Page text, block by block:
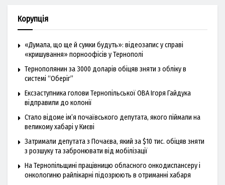
Корупція
«Думала, що ще й сумки будуть»: відеозапис у справі
«кришування» порноофісів у Тернополі
Тернополянин за 3000 доларів обіцяв зняти з обліку в
системі “Оберіг”
Ексзаступника голови Тернопільської ОВА Ігоря Гайдука
відправили до колонії
Стало відоме ім’я почаївського депутата, якого піймали на
великому хабарі у Києві
Затримали депутата з Почаєва, який за $10 тис. обіцяв зняти
з розшуку та забронювати від мобілізації
На Тернопільщині працівницю обласного онкодиспансеру і
онкологиню райлікарні підозрюють в отриманні хабаря